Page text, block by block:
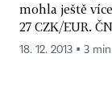
mohla ještě
27 CZK/EUR.
18. 12. 2013 ▪ 3